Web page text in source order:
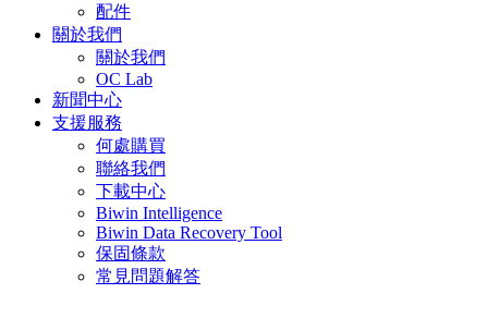
配件
關於我們
關於我們
OC Lab
新聞中心
支援服務
何處購買
聯絡我們
下載中心
Biwin Intelligence
Biwin Data Recovery Tool
保固條款
常見問題解答